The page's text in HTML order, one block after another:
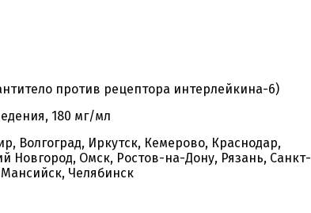
против рецептора интерлейкина-6)
180 мг/мл
Волгоград, Иркутск, Кемерово, Краснодар,
Новгород, Омск, Ростов-на-Дону, Рязань, Санкт-
Челябинск